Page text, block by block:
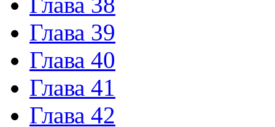
Глава 39
Глава 40
Глава 41
Глава 42